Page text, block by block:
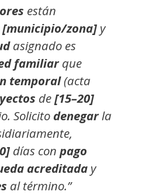
están
[municipio/zona] y
asignado es
familiarque
temporal(acta
de[15–20]
Solicito denegarla
días con pago
acreditada y
al término.”